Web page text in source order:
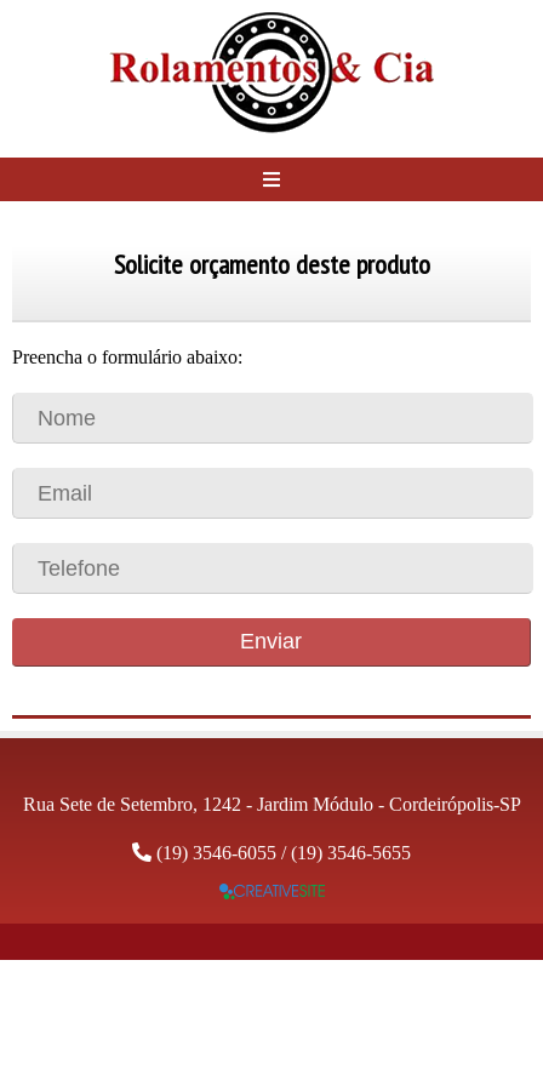
Solicite orçamento deste produto
Preencha o formulário abaixo:
Enviar
Rua Sete de Setembro, 1242 - Jardim Módulo - Cordeirópolis-SP
(19) 3546-6055 /(19) 3546-5655